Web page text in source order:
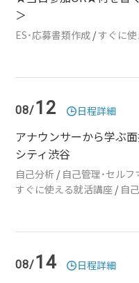
＞
ES・応募書類作成 /すぐに
08/12 日程詳細
アナウンサーから学ぶ
シティ渋谷
自己分析 / 自己管理・セル
すぐに使える就活講座 / 自
08/14 日程詳細